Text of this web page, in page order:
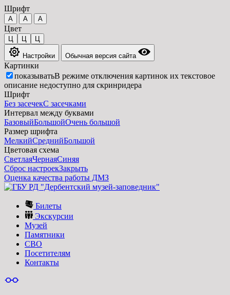
Шрифт
A A A
Цвет
Ц Ц Ц
Настройки Обычная версия сайта
Картинки
показыватьВ режиме отключения картинок их текстовое
описание недоступно для скринридера
Шрифт
Без засечекС засечками
Интервал между буквами
БазовыйБольшойОчень большой
Размер шрифта
МелкийСреднийБольшой
Цветовая схема
СветлаяЧернаяСиняя
Сброс настроекЗакрыть
Оценка качества работы ДМЗ
Билеты
Экскурсии
Музей
Памятники
СВО
Посетителям
Контакты